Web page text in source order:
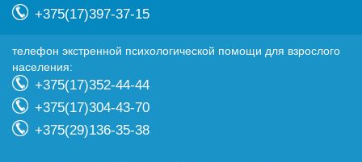
+375(17)397-37-15
телефон экстренной психологической помощи для взрослого
населения:
+375(17)352-44-44
+375(17)304-43-70
+375(29)136-35-38